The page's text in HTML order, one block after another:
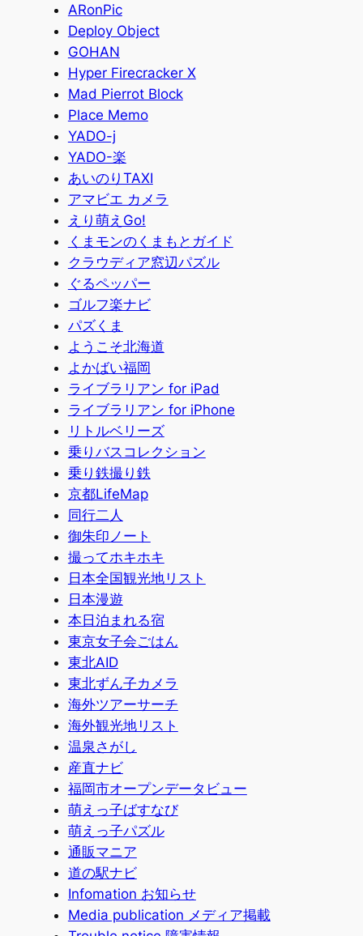
ARonPic
Deploy Object
GOHAN
Hyper Firecracker X
Mad Pierrot Block
Place Memo
YADO-j
YADO-楽
あいのりTAXI
アマビエ カメラ
えり萌えGo!
くまモンのくまもとガイド
クラウディア窓辺パズル
ぐるペッパー
ゴルフ楽ナビ
パズくま
ようこそ北海道
よかばい福岡
ライブラリアン for iPad
ライブラリアン for iPhone
リトルベリーズ
乗りバスコレクション
乗り鉄撮り鉄
京都LifeMap
同行二人
御朱印ノート
撮ってホキホキ
日本全国観光地リスト
日本漫遊
本日泊まれる宿
東京女子会ごはん
東北AID
東北ずん子カメラ
海外ツアーサーチ
海外観光地リスト
温泉さがし
産直ナビ
福岡市オープンデータビュー
萌えっ子ばすなび
萌えっ子パズル
通販マニア
道の駅ナビ
Infomation お知らせ
Media publication メディア掲載